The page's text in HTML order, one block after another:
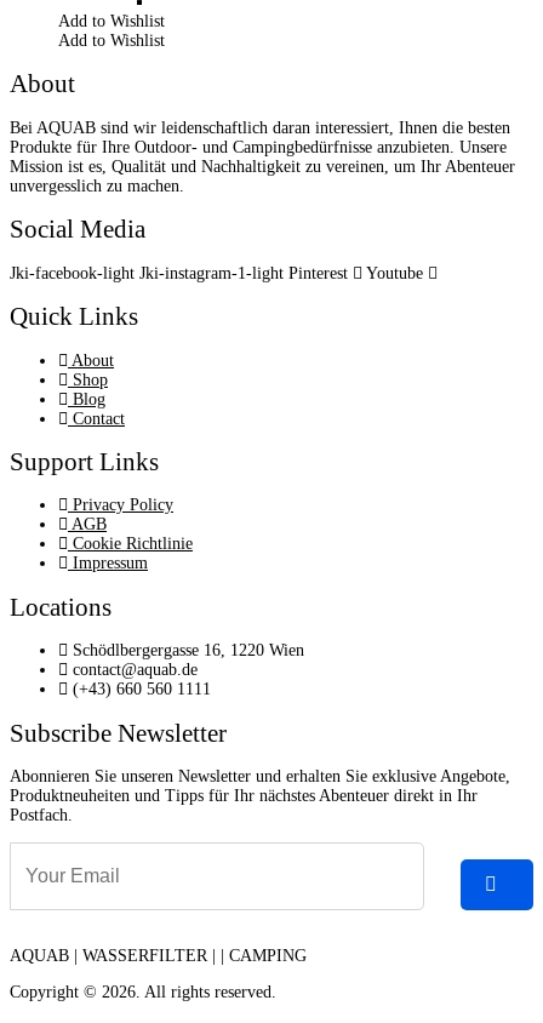
Add to Wishlist
Add to Wishlist
About
Bei AQUAB sind wir leidenschaftlich daran interessiert, Ihnen die besten
Produkte für Ihre Outdoor- und Campingbedürfnisse anzubieten. Unsere
Mission ist es, Qualität und Nachhaltigkeit zu vereinen, um Ihr Abenteuer
unvergesslich zu machen.
Social Media
Jki-facebook-light Jki-instagram-1-light Pinterest Youtube
Quick Links
About
Shop
Blog
Contact
Support Links
Privacy Policy
AGB
Cookie Richtlinie
Impressum
Locations
Schödlbergergasse 16, 1220 Wien
contact@aquab.de
(+43) 660 560 1111
Subscribe Newsletter
Abonnieren Sie unseren Newsletter und erhalten Sie exklusive Angebote,
Produktneuheiten und Tipps für Ihr nächstes Abenteuer direkt in Ihr
Postfach.
AQUAB | WASSERFILTER | | CAMPING
Copyright © 2026. All rights reserved.